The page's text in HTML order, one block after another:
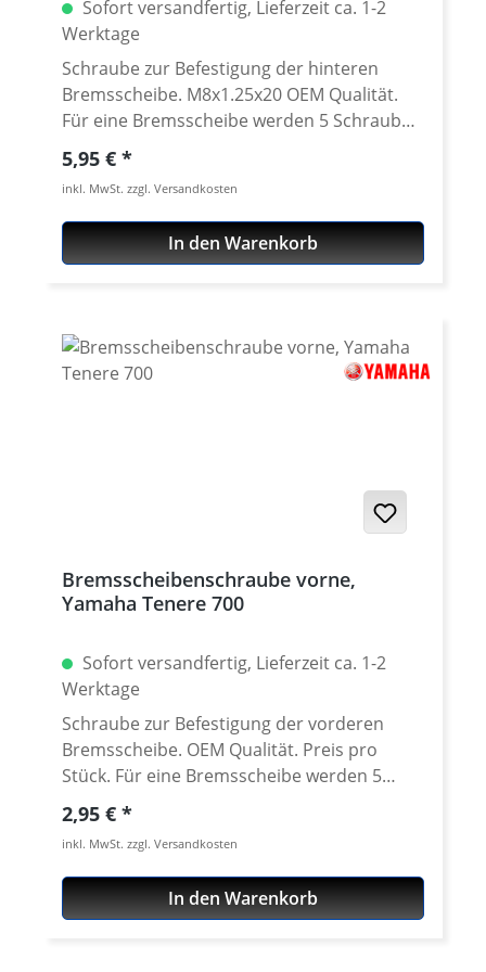
World Rally 2023 - 2024
Sofort versandfertig, Lieferzeit ca. 1-2
Werktage
Schraube zur Befestigung der hinteren
Bremsscheibe. M8x1.25x20 OEM Qualität.
Für eine Bremsscheibe werden 5 Schrauben
benötigt. Passend für alle: Yamaha Tenere
700 ab 2025 Yamaha Tenere 700 Rally ab
2025 Yamaha Tenere 700 2019 - 2024
Yamaha Tenere 700 Rally Edition 2020 - 2024
Yamaha Tenere 700 Extreme 2023 - 2024
Yamaha Tenere 700 World Rally 2023 - 2024
Regulärer Preis:
5,95 €
inkl. MwSt. zzgl. Versandkosten
In den Warenkorb
Bremsscheibenschraube vorne,
Yamaha Tenere 700
Sofort versandfertig, Lieferzeit ca. 1-2
Werktage
Schraube zur Befestigung der vorderen
Bremsscheibe. OEM Qualität. Preis pro
Stück. Für eine Bremsscheibe werden 5
Schrauben benötigt. Passend für alle:
Yamaha Tenere 700 ab 2019 Yamaha Tenere
700 Rally ab 2020 Yamaha Tenere 700 World
Raid ab 2022 Yamaha Tenere 700 World
Rally ab 2023 Yamaha Tenere 700 Extreme
Regulärer Preis:
2,95 €
inkl. MwSt. zzgl. Versandkosten
In den Warenkorb